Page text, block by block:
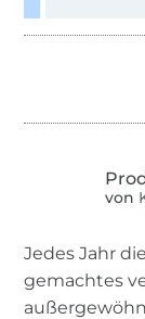
von
Jedes Jahr
gemachtes